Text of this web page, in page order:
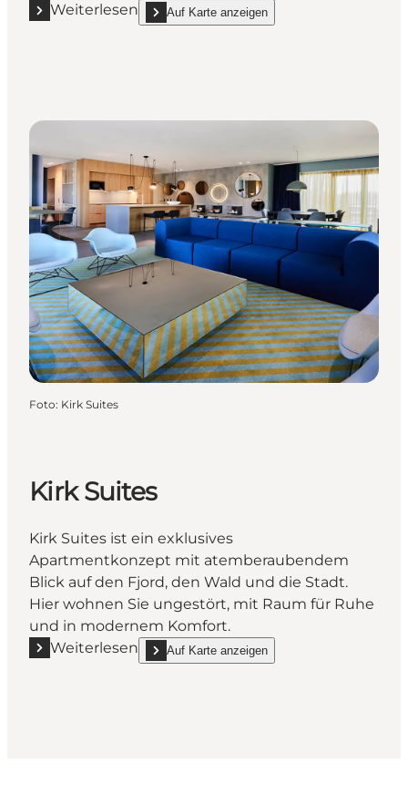
Weiterlesen
Mehr erfahren "Four Points Flex by Sheraton Vejle"
Auf Karte anzeigen
show Four Points Flex by Sheraton Vejle on_map
Foto: Kirk Suites
Kirk Suites
Kirk Suites ist ein exklusives
Apartmentkonzept mit atemberaubendem
Blick auf den Fjord, den Wald und die Stadt.
Hier wohnen Sie ungestört, mit Raum für Ruhe
und in modernem Komfort.
Weiterlesen
Mehr erfahren "Kirk Suites"
Auf Karte anzeigen
show Kirk Suites on_map